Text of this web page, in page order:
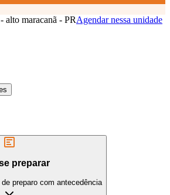
alto maracanã - PRAgendar nessa unidade
preparar
preparo com antecedência